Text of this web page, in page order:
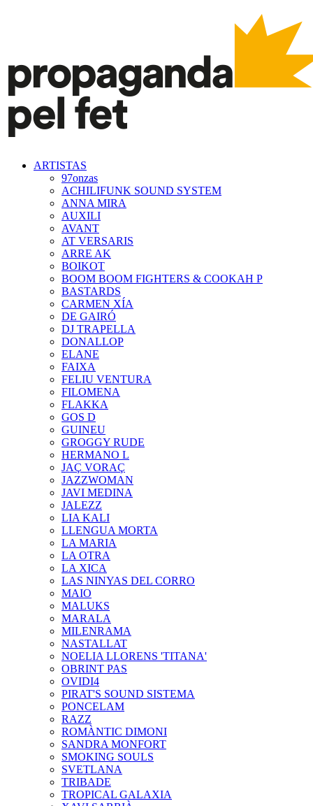
ARTISTAS
97onzas
ACHILIFUNK SOUND SYSTEM
ANNA MIRA
AUXILI
AVANT
AT VERSARIS
ARRE AK
BOIKOT
BOOM BOOM FIGHTERS & COOKAH P
BASTARDS
CARMEN XÍA
DE GAIRÓ
DJ TRAPELLA
DONALLOP
ELANE
FAIXA
FELIU VENTURA
FILOMENA
FLAKKA
GOS D
GUINEU
GROGGY RUDE
HERMANO L
JAÇ VORAÇ
JAZZWOMAN
JAVI MEDINA
JALEZZ
LIA KALI
LLENGUA MORTA
LA MARIA
LA OTRA
LA XICA
LAS NINYAS DEL CORRO
MAIO
MALUKS
MARALA
MILENRAMA
NASTALLAT
NOELIA LLORENS 'TITANA'
OBRINT PAS
OVIDI4
PIRAT'S SOUND SISTEMA
PONCELAM
RAZZ
ROMÀNTIC DIMONI
SANDRA MONFORT
SMOKING SOULS
SVETLANA
TRIBADE
TROPICAL GALAXIA